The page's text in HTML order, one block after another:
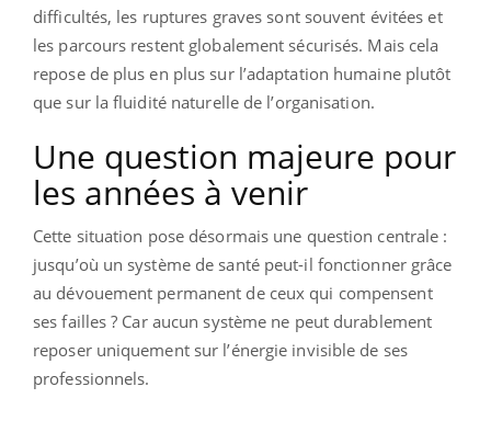
difficultés, les ruptures graves sont souvent évitées et
les parcours restent globalement sécurisés. Mais cela
repose de plus en plus sur l’adaptation humaine plutôt
que sur la fluidité naturelle de l’organisation.
Une question majeure pour
les années à venir
Cette situation pose désormais une question centrale :
jusqu’où un système de santé peut-il fonctionner grâce
au dévouement permanent de ceux qui compensent
ses failles ? Car aucun système ne peut durablement
reposer uniquement sur l’énergie invisible de ses
professionnels.